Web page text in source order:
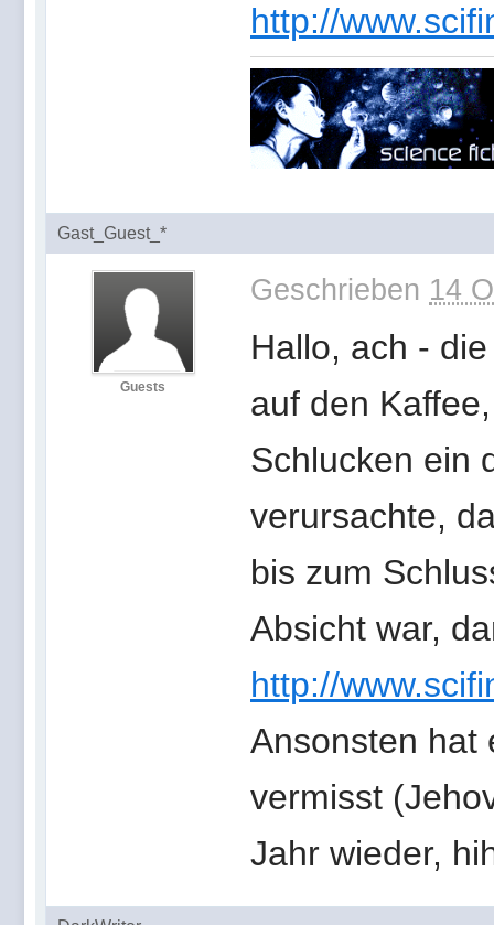
http://
Gast_Guest_*
Guests
Geschrieben 14
Hallo, ach -
auf den
Schlucken ein
verursachte,
bis zum
Absicht war,
http://
Ansonsten hat
vermisst
Jahr wieder,